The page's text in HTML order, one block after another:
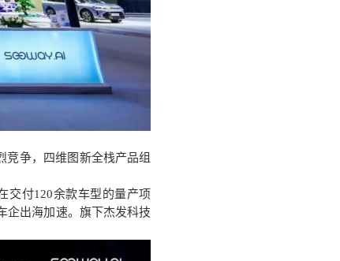
竞争，四维图新全栈产品组
交付120余款车型的量产项
企出海加速。旗下杰发科技